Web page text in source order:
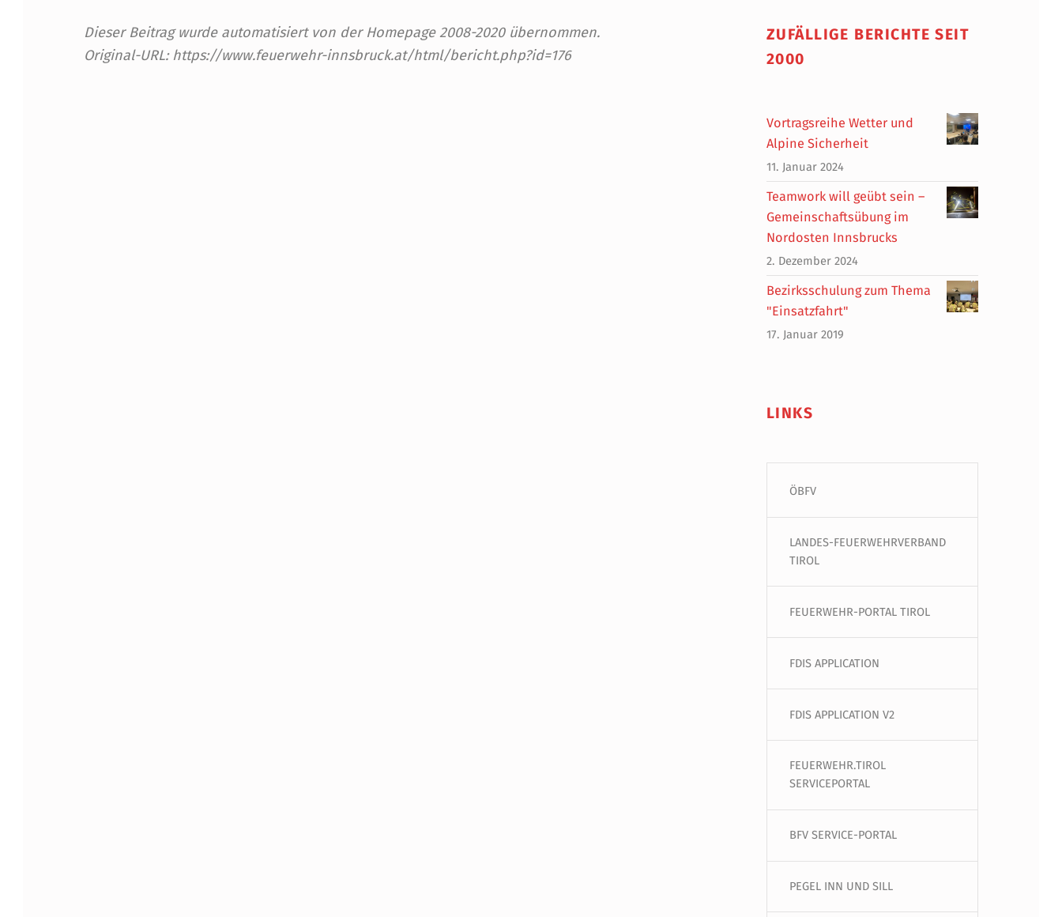
N
Dieser Beitrag wurde automatisiert von der Homepage 2008-2020 übernommen.
Original-URL: https://www.feuerwehr-innsbruck.at/html/bericht.php?id=176
ZUFÄLLIGE BERICHTE SEIT
2000
Vortragsreihe Wetter und
Alpine Sicherheit
11. Januar 2024
Teamwork will geübt sein –
Gemeinschaftsübung im
Nordosten Innsbrucks
2. Dezember 2024
Bezirksschulung zum Thema
"Einsatzfahrt"
17. Januar 2019
LINKS
ÖBFV
LANDES-FEUERWEHRVERBAND
TIROL
FEUERWEHR-PORTAL TIROL
FDIS APPLICATION
FDIS APPLICATION V2
FEUERWEHR.TIROL
SERVICEPORTAL
BFV SERVICE-PORTAL
PEGEL INN UND SILL